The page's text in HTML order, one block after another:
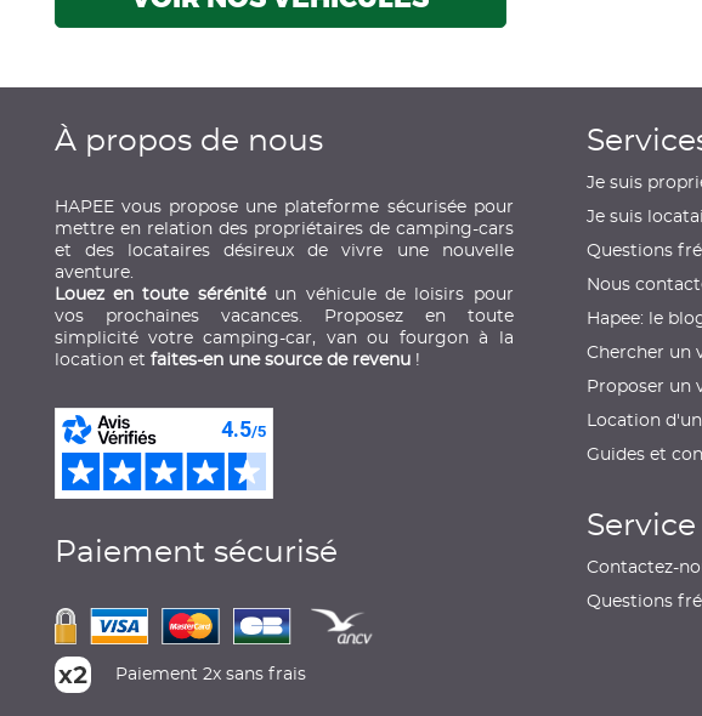
À propos de nous
HAPEE vous propose une plateforme sécurisée pour
mettre en relation des propriétaires de camping-cars
et des locataires désireux de vivre une nouvelle
aventure.
Louez en toute sérénitéun véhicule de loisirs pour
vos prochaines vacances. Proposez en toute
simplicité votre camping-car, van ou fourgon à la
location et faites-en une source de revenu!
Paiement sécurisé
Paiement 2x sans frais
Je suis
Je suis
Questions
Nous
Hapee: le
Chercher un
Proposer un
Location
Guides et
Contactez-
Questions